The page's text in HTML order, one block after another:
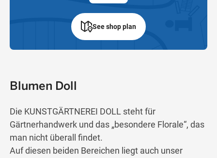
Blumen Doll
Die KUNSTGÄRTNEREI DOLL steht für
Gärtnerhandwerk und das „besondere Florale“, das
man nicht überall findet.
Auf diesen beiden Bereichen liegt auch unser
See shop plan